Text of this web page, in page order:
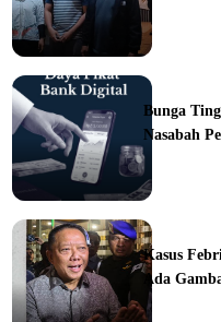
Bunga
Nasabah
Kasus
Ada